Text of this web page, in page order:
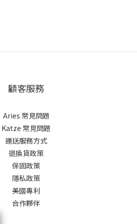
顧客服務
Aries 常見問題
Katze 常見問題
運送服務方式
退換貨政策
保固政策
隱私政策
美國專利
合作夥伴